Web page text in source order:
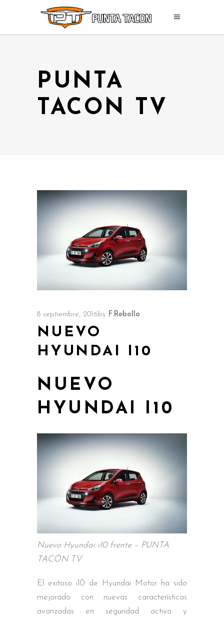
PUNTA
TACON TV
8 septiembre, 2016 by F.Rebollo
NUEVO
HYUNDAI I10
NUEVO
HYUNDAI I10
Nuevo Hyundai i10 frente – PUNTA
TACÓN TV
El exitoso i10 de Hyundai Motor ha sido
mejorado con nuevas características
avanzadas en seguridad activa y